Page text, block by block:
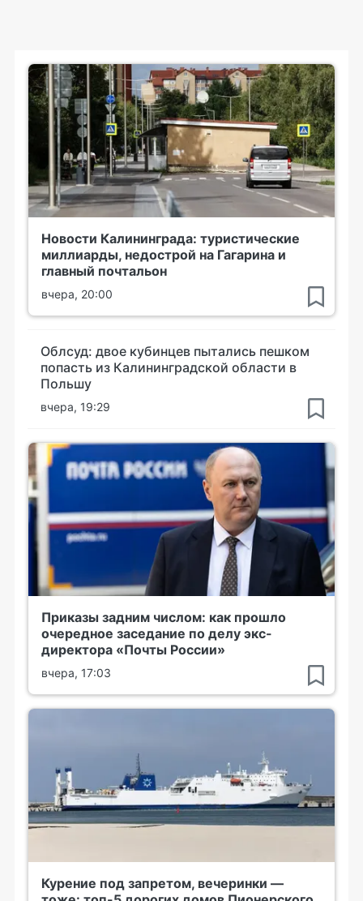
Новости Калининграда: туристические
миллиарды, недострой на Гагарина и
главный почтальон
вчера, 20:00
Облсуд: двое кубинцев пытались пешком
попасть из Калининградской области в
Польшу
вчера, 19:29
Приказы задним числом: как прошло
очередное заседание по делу экс-
директора «Почты России»
вчера, 17:03
Курение под запретом, вечеринки —